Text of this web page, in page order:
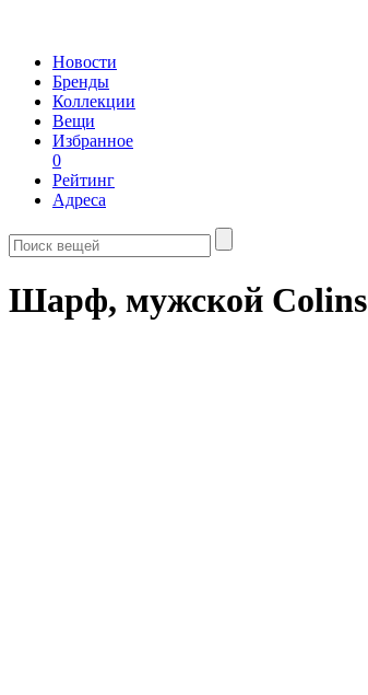
Новости
Бренды
Коллекции
Вещи
Избранное
0
Рейтинг
Адреса
Шарф, мужской Colins